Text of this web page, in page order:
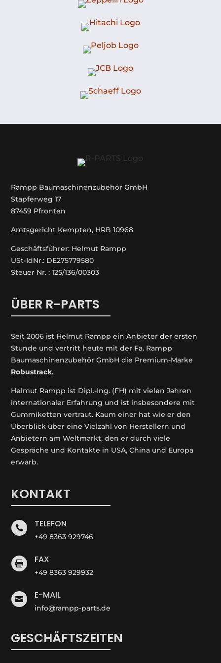
Rampp Baumaschinenzubehör GmbH
Stapferweg 17
87459 Pfronten
Amtsgericht Kempten, HRB 10968
Geschäftsführer: Helmut Rampp
USt-IdNr.: DE275779580
Steuer Nr. : 125/136/00303
ÜBER R-PARTS
Seit 2006 ist Helmut Rampp ein An­bieter der ersten
Stunde und vertritt heute mit der Fa. Rampp
Baumaschinenzubehör GmbH die Premium-Marke
Robustrack.
Helmut Rampp ist Dipl.-Ing. (FH) mit vielen Jahren
internationaler Erfahrung und ist insbesondere mit
Gummiketten vertraut. Kaum einer hat wie er den
Überblick über eine Vielzahl von Herstellern und
Anbietern am Weltmarkt, den er durch viele
Gespräche und Kontakte in USA, China und Europa
erwarb.
KONTAKT
 TELEFON
+49 8363 929746
 FAX
+49 8363 929932
 E-MAIL
info@rampp-parts.de
GESCHÄFTSZEITEN